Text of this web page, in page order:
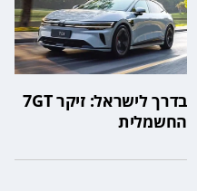
בדרך לישראל: זיקר 7GT
החשמלית